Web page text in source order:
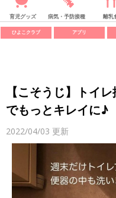
育児グッズ 病気・予防接種 離乳
ひよこクラブ アプリ
【こそうじ】トイ
でもっとキレイに♪
2022/04/03 更新